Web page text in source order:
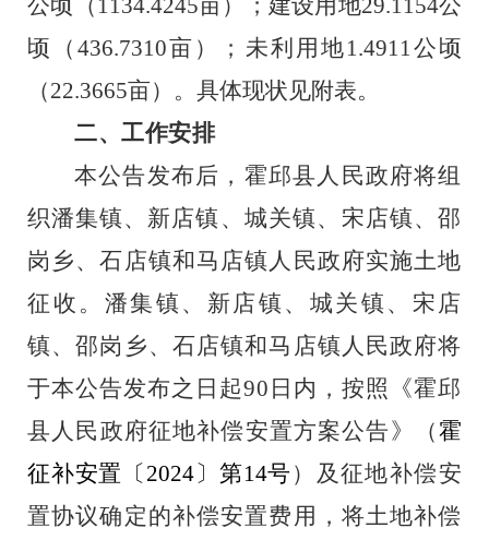
公顷（ 1134.4245亩）；建设用地29.1154公
顷（436.7310亩）；未利用地1.4911公顷
（22.3665亩） 。 具体现状见附表。
二、工作安排
本公告发布后，霍邱县人民政府将组
织潘集镇、新店镇、城关镇、宋店镇、邵
岗乡、石店镇和马店镇人民政府实施土地
征收。 潘集镇、新店镇、城关镇、宋店
镇、邵岗乡、石店镇和马店镇人民政府将
于本公告发布之日起90 日内，按照《霍邱
县人民政府征地补偿安置方案公告》（霍
征补安置〔 2024〕第14号）及征地补偿安
置协议确定的补偿安置费用，将土地补偿